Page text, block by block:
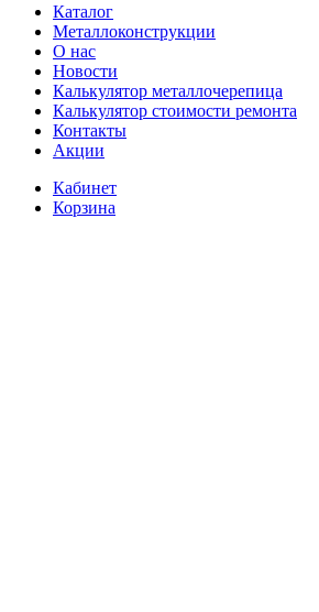
Каталог
Металлоконструкции
О нас
Новости
Калькулятор металлочерепица
Калькулятор стоимости ремонта
Контакты
Акции
Кабинет
Корзина